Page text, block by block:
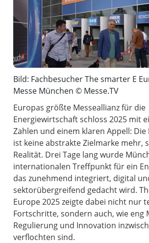
Bild: Fachbesucher The smarter E
Messe München © Messe.TV
Europas größte Messeallianz für die
Energiewirtschaft schloss 2025 mit
Zahlen und einem klaren Appell: Die
ist keine abstrakte Zielmarke mehr,
Realität. Drei Tage lang wurde
internationalen Treffpunkt für ein
das zunehmend integriert, digital
sektorübergreifend gedacht wird.
Europe 2025 zeigte dabei nicht nur
Fortschritte, sondern auch, wie eng
Regulierung und Innovation
verflochten sind.